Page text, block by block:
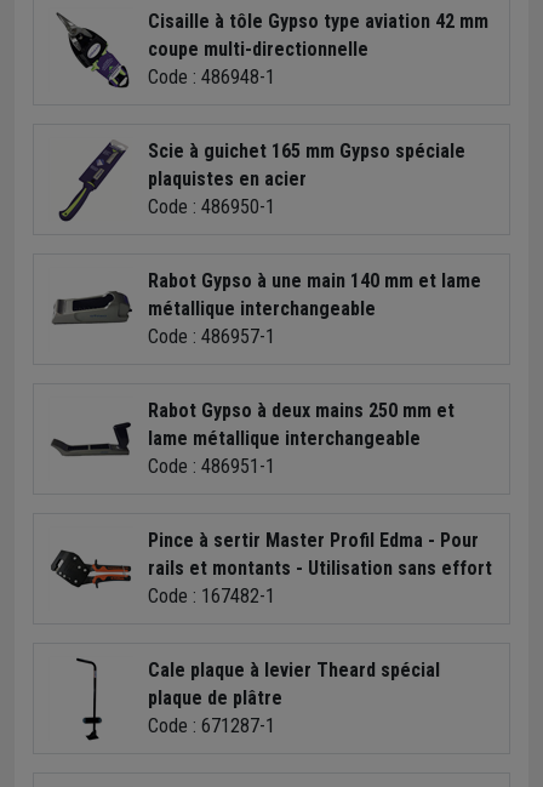
Cisaille à tôle Gypso type aviation 42 mm
coupe multi-directionnelle
Code : 486948-1
Scie à guichet 165 mm Gypso spéciale
plaquistes en acier
Code : 486950-1
Rabot Gypso à une main 140 mm et lame
métallique interchangeable
Code : 486957-1
Rabot Gypso à deux mains 250 mm et
lame métallique interchangeable
Code : 486951-1
Pince à sertir Master Profil Edma - Pour
rails et montants - Utilisation sans effort
Code : 167482-1
Cale plaque à levier Theard spécial
plaque de plâtre
Code : 671287-1